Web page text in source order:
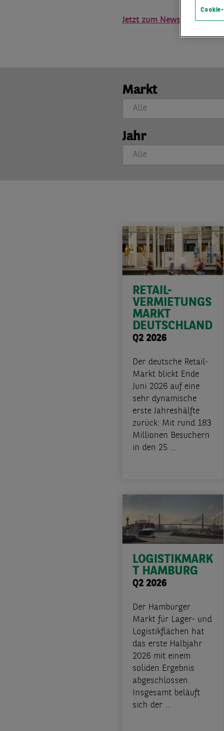
Jetzt zum Newsletter
Markt
Jahr
RETAIL-
VERMIETUNGS
MARKT
DEUTSCHLAND
Q2 2026
Der deutsche Retail-
Markt blickt Ende
Juni 2026 auf eine
sehr dynamische
erste Jahreshälfte
zurück: Mit rund 183
Millionen Besuchern
in den 25 ...
LOGISTIKMARK
T HAMBURG
Q2 2026
Der Hamburger
Markt für Lager- und
Logistikflächen hat
das erste Halbjahr
2026 mit einem
soliden Ergebnis
abgeschlossen.
Insgesamt beläuft
sich der ...